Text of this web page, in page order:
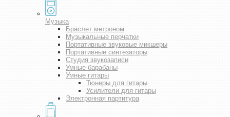
Музыка
Браслет метроном
Музыкальные перчатки
Портативные звуковые микшеры
Портативные синтезаторы
Студия звукозаписи
Умные барабаны
Умные гитары
Тюнеры для гитары
Усилители для гитары
Электронная партитура